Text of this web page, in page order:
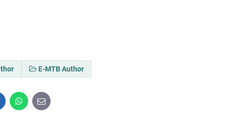
E-MTB Author
WhatsApp
E-
mail